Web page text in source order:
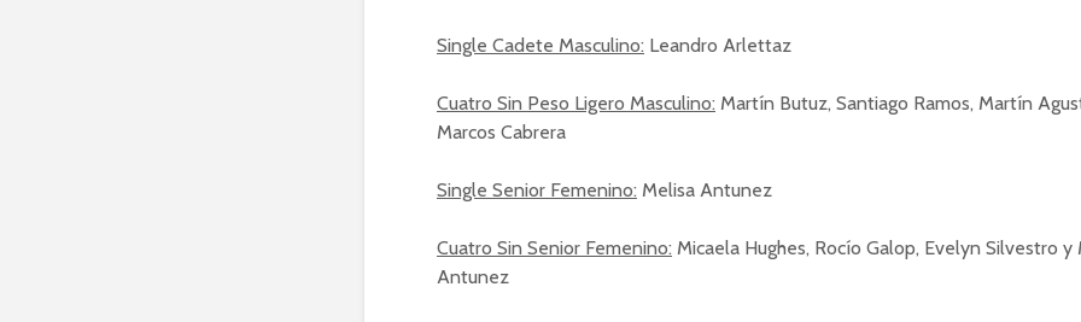
Single Cadete Masculino: Leandro Arlettaz
Cuatro Sin Peso Ligero Masculino: Martín Butuz, Santiago Ramos, Martín
Marcos Cabrera
Single Senior Femenino: Melisa Antunez
Cuatro Sin Senior Femenino: Micaela Hughes, Rocío Galop, Evelyn Silvestro y
Antunez